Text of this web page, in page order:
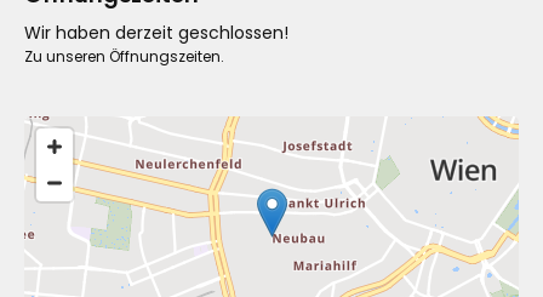
Wir haben derzeit geschlossen!
Zu unseren Öffnungszeiten.